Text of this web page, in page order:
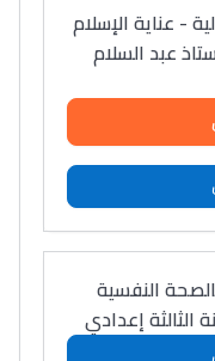
- عناية الإسلام
عبد السلام
النفسية
الثالثة إعدادي